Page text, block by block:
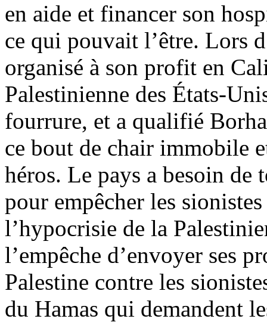
en aide et financer son
ce qui pouvait l’être. Lors
organisé à son profit en
Palestinienne des États-
fourrure, et a qualifié
ce bout de chair immobile
héros. Le pays a besoin de
pour empêcher les
l’hypocrisie de la
l’empêche d’envoyer ses
Palestine contre les
du Hamas qui demandent